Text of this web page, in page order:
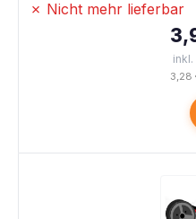
✗ Nicht mehr lieferbar
inkl.
3,28